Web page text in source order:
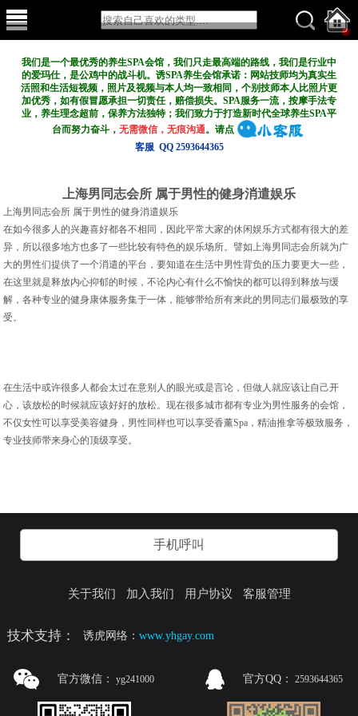
我们是一个最优秀的养生SPA会馆，我们只走最高端的路线，我们是行业中
的爱玛仕，是公鸡中的战斗机。诱SPA养生会馆承诺：网站技师均为真实生
活照和生活短视频，照片及视频与本人均一致相同，个别技师本人比照片更
加优秀，如有假冒愿承担一切责任，赔偿损失。SPA服务一流，按摩手法专
业，养生理念超前，保养方法独特；我们致力于打造新时代全球养生SPA平
台而努力奋斗，无需微信，无痕沟通。请点
客服 QQ 2593644365
上海男同志会所 属于男性的健身消遣娱乐
上海男同志会所 属于男性的健身消遣娱乐
在如今很多人的兴趣喜好都各不相同，因此平常大家的休闲娱乐方式都有很大的差
异，所以很多地方也多了一些比较有特色的娱乐场所。譬如上海男同志会所就为广
大的男性们提供了一个消遣的平台，要知道在生活中男性背负的压力要更大一些，
在这里就是释放内心抑郁的时候，不论内心有什么不愉快的都可以得到释放与缓
解，各种专业的健身康体服务集于一体，能够带给所有来此的男同志们最极致的享
受。
在生活中或许很多人都会太过在意别人的眼光或是言论，但做人就应该让自己开
心，该放松的时候就应该好好的放松。现在很多城市都有专业为男性服务的会馆，
不仅女性可以享受美容健身，男性同样也可以享受香薰Spa，精油推拿等极致服务，
专业技师带来身心的顶级享受。
手机呼叫
关于我们 加入我们 用户协议 客服管理
技术支持： 诱虎网络：www.yhgay.com
官方微信： yg241000 官方QQ： 2593644365